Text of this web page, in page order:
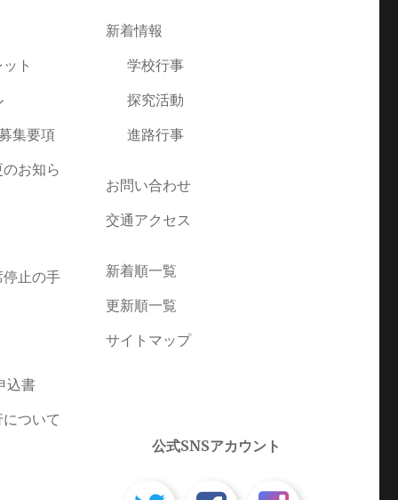
ト
集要項
お知ら
止の手
込書
ついて
新着情報
学校行事
探究活動
進路行事
お問い合わせ
交通アクセス
新着順一覧
更新順一覧
サイトマップ
公式SNSアカウント